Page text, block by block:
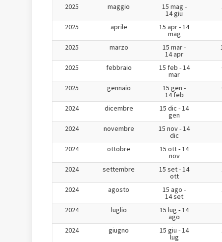
2025 maggio 15 mag -
14 giu
2025 aprile 15 apr - 14
mag
2025 marzo 15 mar -
14 apr
2025 febbraio 15 feb - 14
mar
2025 gennaio 15 gen -
14 feb
2024 dicembre 15 dic - 14
gen
2024 novembre 15 nov - 14
dic
2024 ottobre 15 ott - 14
nov
2024 settembre 15 set - 14
ott
2024 agosto 15 ago -
14 set
2024 luglio 15 lug - 14
ago
2024 giugno 15 giu - 14
lug